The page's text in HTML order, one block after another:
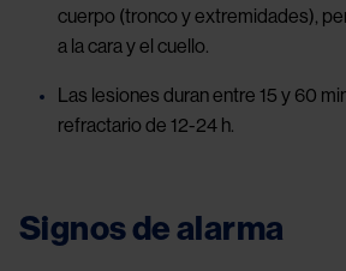
cuerpo (tronco y extremidades),
a la cara y el cuello.
Las lesiones duran entre 15 y 60
refractario de 12-24 h.
Signos de alarma